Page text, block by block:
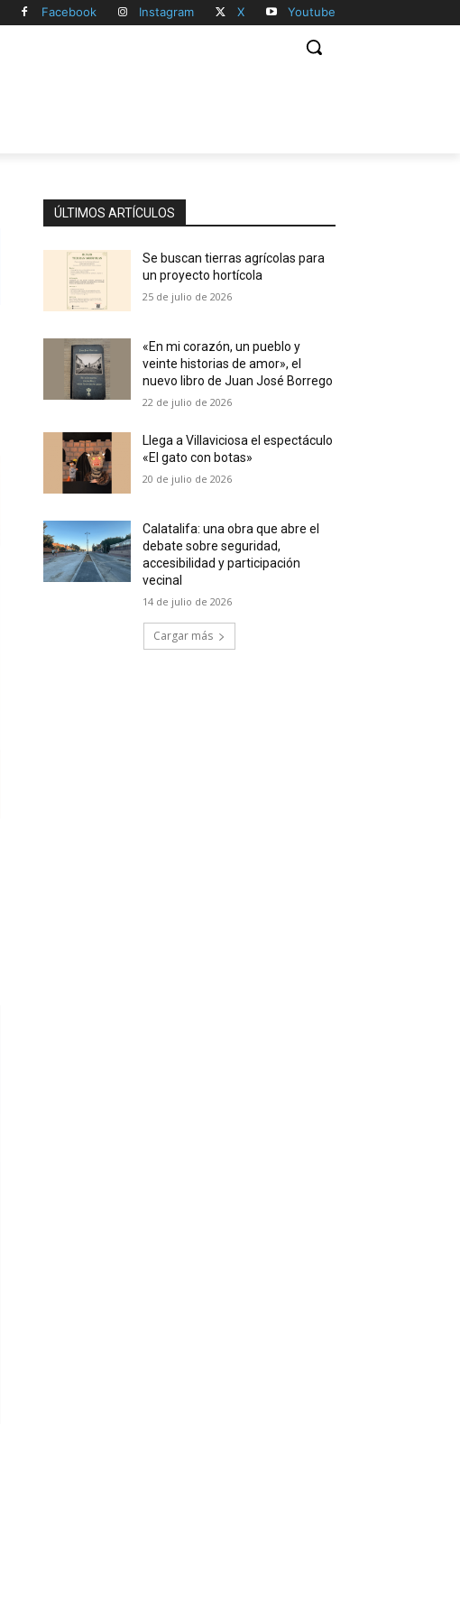
Facebook Instagram X Youtube
ÚLTIMOS ARTÍCULOS
Se buscan tierras agrícolas para
un proyecto hortícola
25 de julio de 2026
«En mi corazón, un pueblo y
veinte historias de amor», el
nuevo libro de Juan José Borrego
22 de julio de 2026
Llega a Villaviciosa el espectáculo
«El gato con botas»
20 de julio de 2026
Calatalifa: una obra que abre el
debate sobre seguridad,
accesibilidad y participación
vecinal
14 de julio de 2026
Cargar más